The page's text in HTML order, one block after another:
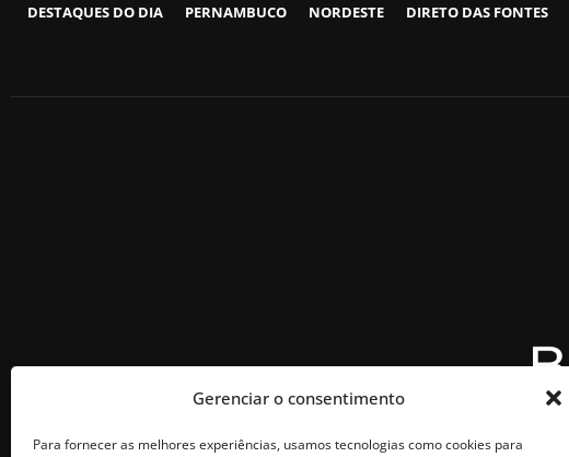
Gerenciar o consentimento
Para fornecer as melhores experiências, usamos tecnologias como cookies para
DESTAQUES DO DIA PERNAMBUCO NORDESTE DIRETO DAS FONTES